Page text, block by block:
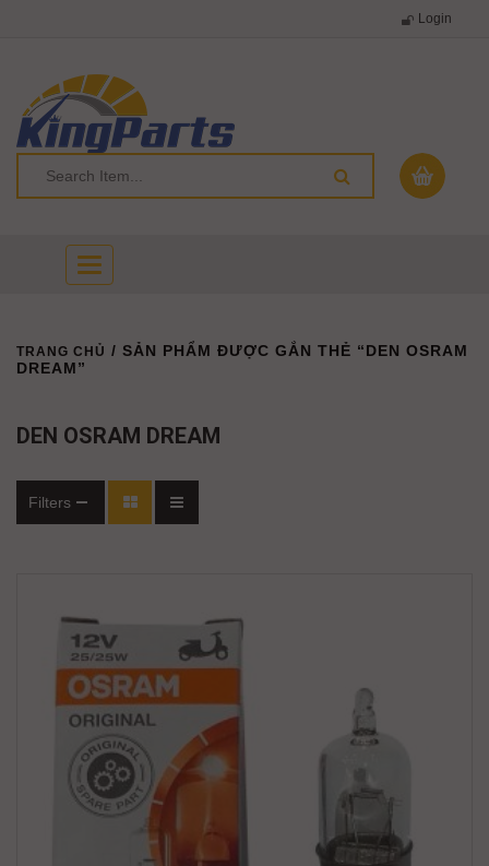
Login
Toggle
navigation
TRANG CHỦ / SẢN PHẨM ĐƯỢC GẮN THẺ “DEN OSRAM
DREAM”
DEN OSRAM DREAM
Filters